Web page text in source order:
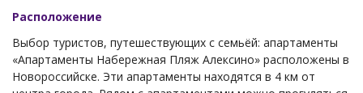
Расположение
Выбор туристов, путешествующих с семьёй: апартаменты
«Апартаменты Набережная Пляж Алексино» расположены в
Новороссийске. Эти апартаменты находятся в 4 км от